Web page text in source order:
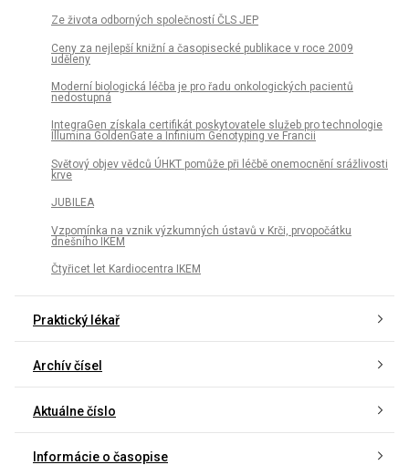
Ze života odborných společností ČLS JEP
Ceny za nejlepší knižní a časopisecké publikace v roce 2009
uděleny
Moderní biologická léčba je pro řadu onkologických pacientů
nedostupná
IntegraGen získala certifikát poskytovatele služeb pro technologie
Illumina GoldenGate a Infinium Genotyping ve Francii
Světový objev vědců ÚHKT pomůže při léčbě onemocnění srážlivosti
krve
JUBILEA
Vzpomínka na vznik výzkumných ústavů v Krči, prvopočátku
dnešního IKEM
Čtyřicet let Kardiocentra IKEM
Praktický lékař
Archív čísel
Aktuálne číslo
Informácie o časopise